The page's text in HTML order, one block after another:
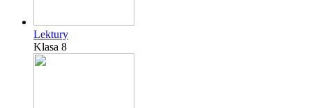
Lektury
Klasa 8